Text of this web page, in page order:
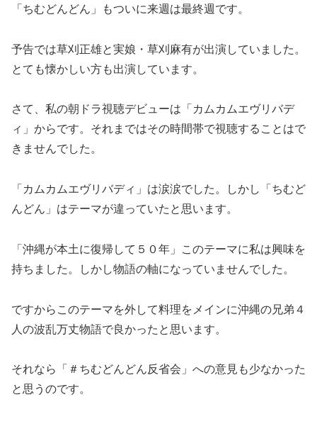
「ちむどんどん」もついに来週は最終週です。
予告では草刈正雄と実娘・草刈麻有が出演していました。
とても懐かしい方も出演しています。
さて、私の朝ドラ視聴デビューは「カムカムエヴリバデ
ィ」からです。それまではその時間帯で視聴することはで
きませんでした。
「カムカムエヴリバディ」は涙涙でした。しかし「ちむど
んどん」はテーマが違っていたと思います。
「沖縄が本土に復帰して５０年」このテーマに私は興味を
持ちました。しかし物語の軸になっていませんでした。
ですからこのテーマを外して料理をメインに沖縄の兄弟４
人の波乱万丈物語で良かったと思います。
それなら「＃ちむどんどん反省会」への意見も少なかった
と思うのです。